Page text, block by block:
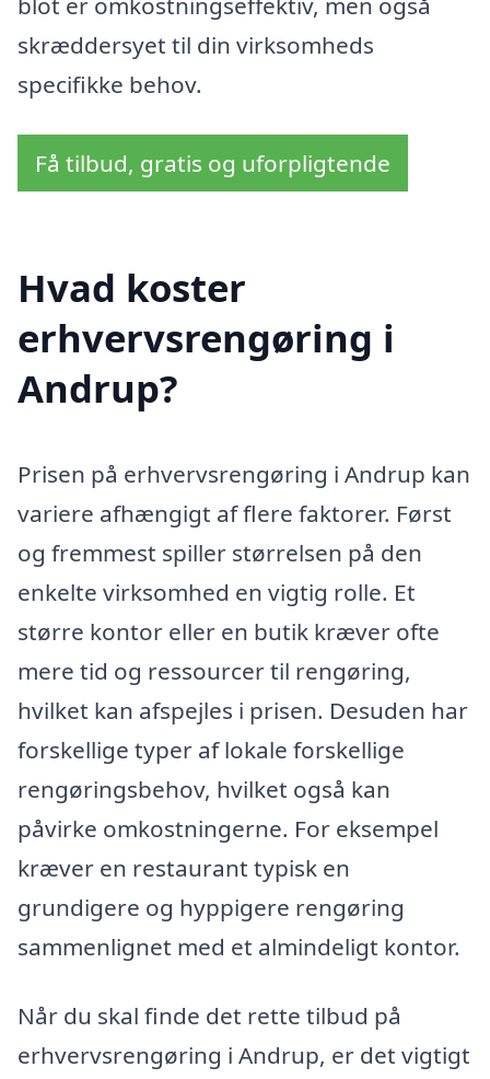
skræddersyet til din virksomheds
specifikke behov.
Få tilbud, gratis og uforpligtende
Hvad koster
erhvervsrengøring i
Andrup?
Prisen på erhvervsrengøring i Andrup kan
variere afhængigt af flere faktorer. Først
og fremmest spiller størrelsen på den
enkelte virksomhed en vigtig rolle. Et
større kontor eller en butik kræver ofte
mere tid og ressourcer til rengøring,
hvilket kan afspejles i prisen. Desuden har
forskellige typer af lokale forskellige
rengøringsbehov, hvilket også kan
påvirke omkostningerne. For eksempel
kræver en restaurant typisk en
grundigere og hyppigere rengøring
sammenlignet med et almindeligt kontor.
Når du skal finde det rette tilbud på
erhvervsrengøring i Andrup, er det vigtigt